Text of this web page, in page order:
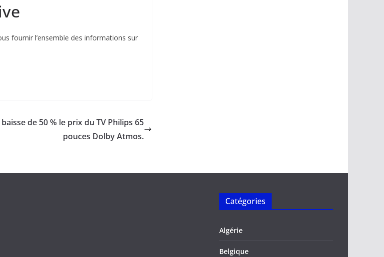
fournir l’ensemble des informations sur
de 50 % le prix du TV Philips 65
pouces Dolby Atmos.
Catégories
Algérie
Belgique